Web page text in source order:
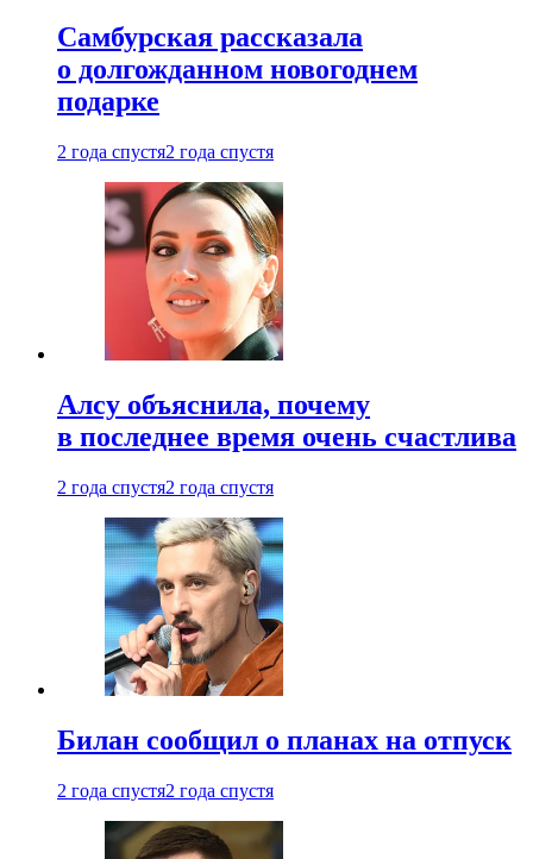
Самбурская рассказала
о долгожданном новогоднем
подарке
2 года спустя2 года спустя
Алсу объяснила, почему
в последнее время очень счастлива
2 года спустя2 года спустя
Билан сообщил о планах на отпуск
2 года спустя2 года спустя